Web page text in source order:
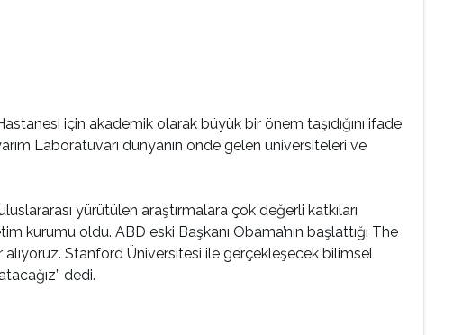
için akademik olarak büyük bir önem taşıdığını ifade
Laboratuvarı dünyanın önde gelen üniversiteleri ve
yürütülen araştırmalara çok değerli katkıları
kurumu oldu. ABD eski Başkanı Obama’nın başlattığı The
Stanford Üniversitesi ile gerçekleşecek bilimsel
dedi.